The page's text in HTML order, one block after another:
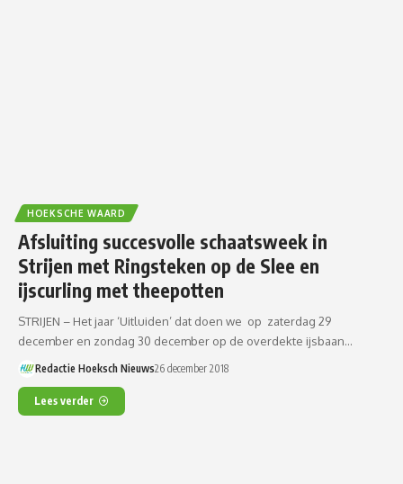
HOEKSCHE WAARD
Afsluiting succesvolle schaatsweek in
Strijen met Ringsteken op de Slee en
ijscurling met theepotten
STRIJEN – Het jaar ‘Uitluiden’ dat doen we op zaterdag 29
december en zondag 30 december op de overdekte ijsbaan…
Redactie Hoeksch Nieuws26 december 2018
Lees verder